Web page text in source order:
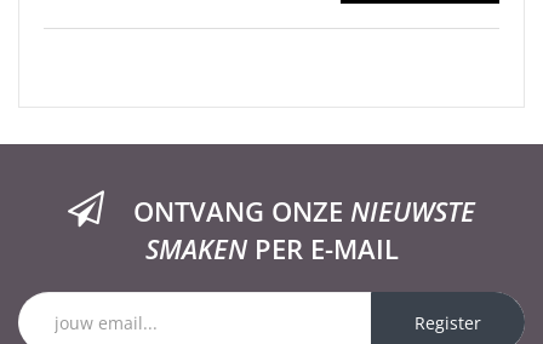
ONTVANG ONZE NIEUWSTE
SMAKENPER E-MAIL
Register